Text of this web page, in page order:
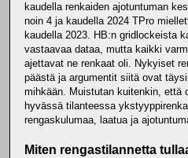
kaudella renkaiden ajotuntuman
noin 4 ja kaudella 2024 TPro
kaudella 2023. HB:n gridlockeista
vastaavaa dataa, mutta kaikki
ajettavat ne renkaat oli. Nykyiset
päästä ja argumentit siitä ovat
mihkään. Muistutan kuitenkin, että
hyvässä tilanteessa
rengaskulumaa, laatua ja
Miten rengastilannetta